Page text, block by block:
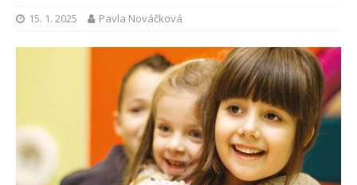
15. 1. 2025 Pavla Nováčková